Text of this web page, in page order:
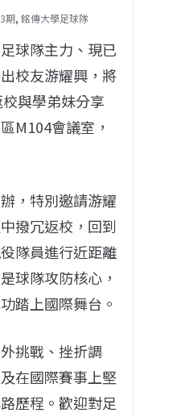
期, 銘傳大學足球隊
球隊主力、現已
校友游耀興，將
與學弟妹分享
M104會議室，
，特別邀請游耀
撥冗返校，回到
隊員進行近距離
球隊攻防核心，
踏上國際舞台。
挑戰、挫折調
在國際賽事上堅
歷程。歡迎對足